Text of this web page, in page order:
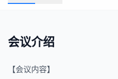
会议介绍
【会议内容】